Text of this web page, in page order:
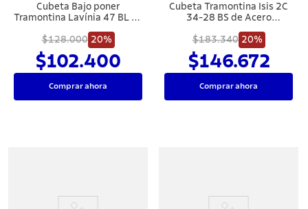
Cubeta Bajo poner
Tramontina Lavínia 47 BL en
56x34 cm con válvula de 4
1/2" con escape
$128.000 20%
$102.400
Comprar ahora
Cubeta Tramontina Isis 2C
34-28 BS de Acero
Instalación Bajo Cubierta o
Sobre Cubierta 69x40 cm
$183.340 20%
$146.672
Comprar ahora